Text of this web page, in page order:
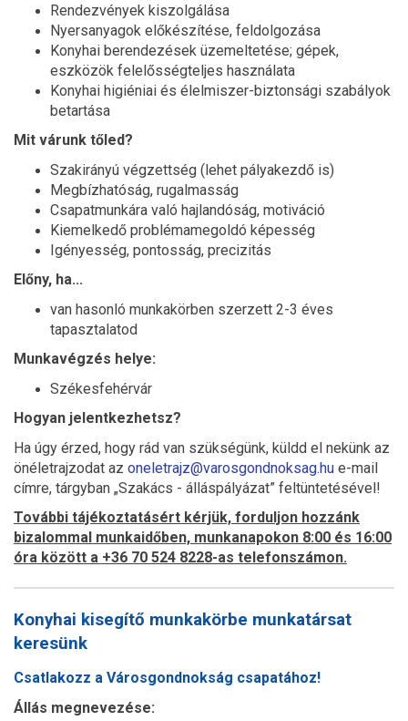
Rendezvények kiszolgálása
Nyersanyagok előkészítése, feldolgozása
Konyhai berendezések üzemeltetése; gépek,
eszközök felelősségteljes használata
Konyhai higiéniai és élelmiszer-biztonsági szabályok
betartása
Mit várunk tőled?
Szakirányú végzettség (lehet pályakezdő is)
Megbízhatóság, rugalmasság
Csapatmunkára való hajlandóság, motiváció
Kiemelkedő problémamegoldó képesség
Igényesség, pontosság, precizitás
Előny, ha...
van hasonló munkakörben szerzett 2-3 éves
tapasztalatod
Munkavégzés helye:
Székesfehérvár
Hogyan jelentkezhetsz?
Ha úgy érzed, hogy rád van szükségünk, küldd el nekünk az
önéletrajzodat az oneletrajz@varosgondnoksag.hu e-mail
címre, tárgyban „Szakács - álláspályázat” feltüntetésével!
További tájékoztatásért kérjük, forduljon hozzánk
bizalommal munkaidőben, munkanapokon 8:00 és 16:00
óra között a +36 70 524 8228-as telefonszámon.
Konyhai kisegítő munkakörbe munkatársat
keresünk
Csatlakozz a Városgondnokság csapatához!
Állás megnevezése: